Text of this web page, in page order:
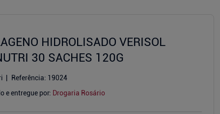
HIDROLISADO VERISOL
30 SACHES 120G
Referência: 19024
e entregue por: Drogaria Rosário